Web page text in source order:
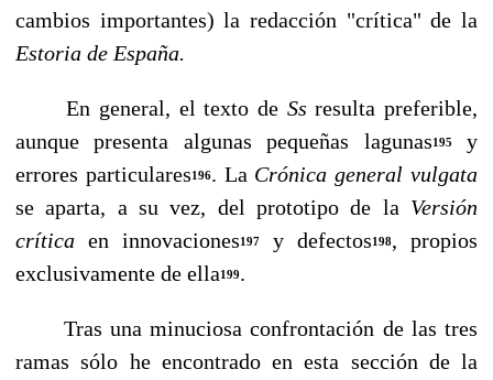
cambios importantes) la redacción "crítica" de la
Estoria de España.
En general, el texto de Ssresulta preferible,
aunque presenta algunas pequeñas la­gunas195
y
errores particulares196. La Crónica general vulgata
se aparta, a su vez, del prototipo de la Versión
crítica en innovaciones197 y defectos198, propios
exclusivamen­te de ella199.
Tras una minuciosa confrontación de las tres
ramas sólo he encontrado en esta sec­ción de la